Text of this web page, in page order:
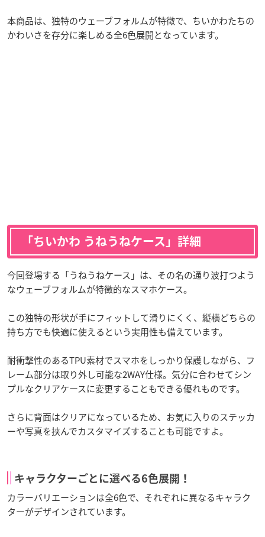
本商品は、独特のウェーブフォルムが特徴で、ちいかわたちの
かわいさを存分に楽しめる全6色展開となっています。
「ちいかわ うねうねケース」詳細
今回登場する「うねうねケース」は、その名の通り波打つよう
なウェーブフォルムが特徴的なスマホケース。
この独特の形状が手にフィットして滑りにくく、縦横どちらの
持ち方でも快適に使えるという実用性も備えています。
耐衝撃性のあるTPU素材でスマホをしっかり保護しながら、フ
レーム部分は取り外し可能な2WAY仕様。気分に合わせてシン
プルなクリアケースに変更することもできる優れものです。
さらに背面はクリアになっているため、お気に入りのステッカ
ーや写真を挟んでカスタマイズすることも可能ですよ。
キャラクターごとに選べる6色展開！
カラーバリエーションは全6色で、それぞれに異なるキャラク
ターがデザインされています。